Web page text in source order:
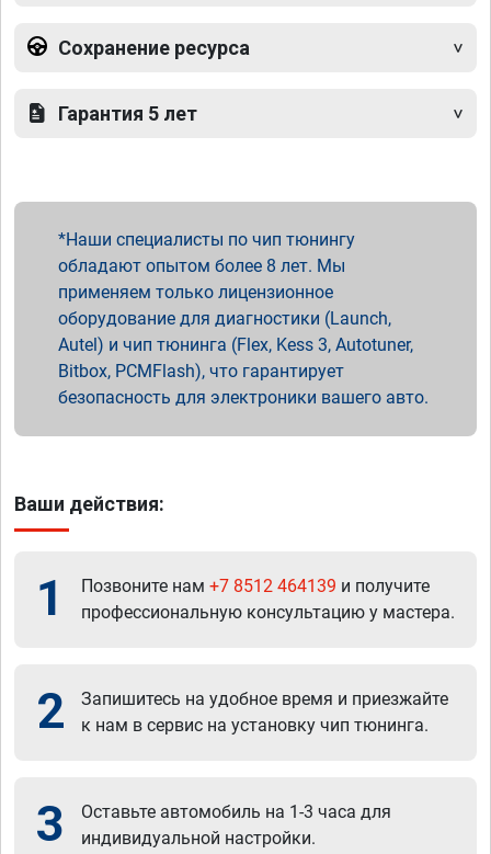
Сохранение ресурса
Гарантия 5 лет
Наши специалисты по чип тюнингу
обладают опытом более 8 лет. Мы
применяем только лицензионное
оборудование для диагностики (Launch,
Autel) и чип тюнинга (Flex, Kess 3, Autotuner,
Bitbox, PCMFlash), что гарантирует
безопасность для электроники вашего авто.
Ваши действия:
1 Позвоните нам +7 8512 464139 и получите
профессиональную консультацию у мастера.
2
Запишитесь на удобное время и приезжайте
к нам в сервис на установку чип тюнинга.
3
Оставьте автомобиль на 1-3 часа для
индивидуальной настройки.